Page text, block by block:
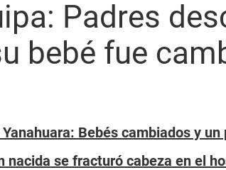
Padres
bebé fue
Bebés cambiados y
nacida se fracturó cabeza en el